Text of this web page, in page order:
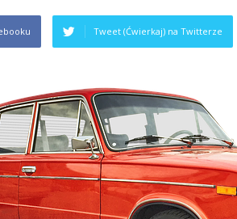
Tweet (Ćwierkaj) na Twitterze